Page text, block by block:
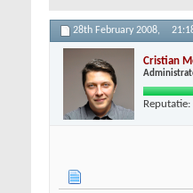
28th February 2008,
Cristian
Reputatie: